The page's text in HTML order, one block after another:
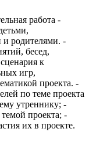
работа -
и родителями. -
бесед,
к
игр,
проекта. -
по теме проекта
утреннику; -
проекта; -
их в проекте.